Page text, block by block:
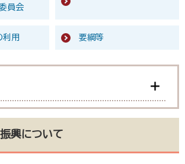
員会
利用 要綱等
興について